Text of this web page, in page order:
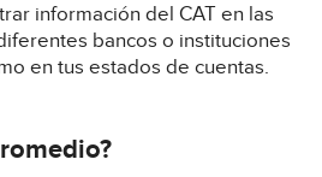
información del CAT en las
bancos o instituciones
en tus estados de cuentas.